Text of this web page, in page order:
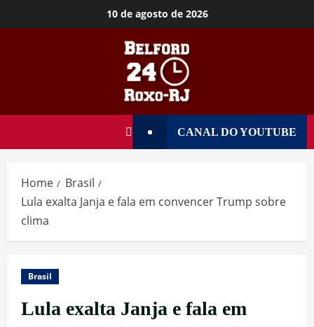
10 de agosto de 2026
CANAL DO YOUTUBE
Home
Brasil
Lula exalta Janja e fala em convencer Trump sobre
clima
Brasil
Lula exalta Janja e fala em